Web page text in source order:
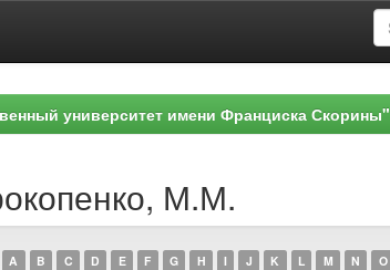
университет имени Франциска Скорины"
М.М.
A B C D E F G H I J K L M N O